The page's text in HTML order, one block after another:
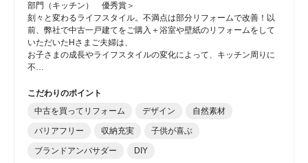
部門（キッチン） 優秀賞＞
刻々と変わるライフスタイル。不満点は部分リフォームで改善！以
前、弊社で中古一戸建てをご購入＋浴室や壁紙のリフォームをして
いただいたHさまご夫婦は、
お子さまの成長やライフスタイルの変化によって、キッチン周りに
不…
こだわりのポイント
中古を買ってリフォーム
デザイン 自然素材
バリアフリー 収納充実 子供が喜ぶ
ブランドアンバサダー DIY